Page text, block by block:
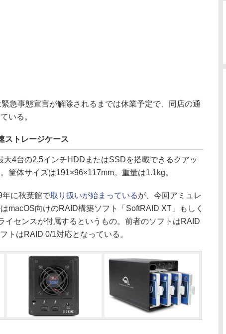
緊急事態宣言が解除されるまでは休業予定で、同店の通
いる。
ストレージケース
4台の2.5インチHDDまたはSSDを搭載できるクアッ
筐体サイズは191×96×117mm。重量は1.1kg。
に秋葉館で取り扱いが始まっているが、今回アミュレ
macOS向けのRAID構築ソフト「SoftRAID XT」もしく
イセンスが付属するというもの。前者のソフトはRAID
トはRAID 0/1対応となっている。